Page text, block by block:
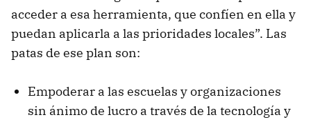
acceder a esa herramienta, que confíen en ella y
puedan aplicarla a las prioridades locales”. Las
patas de ese plan son:
Empoderar a las escuelas y organizaciones
sin ánimo de lucro a través de la tecnología y